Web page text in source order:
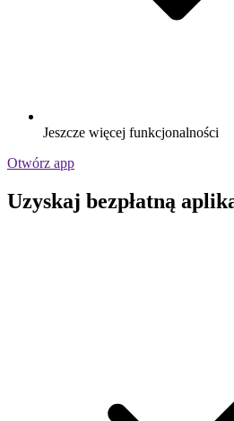
Jeszcze więcej funkcjonalności
Otwórz app
Uzyskaj bezpłatną